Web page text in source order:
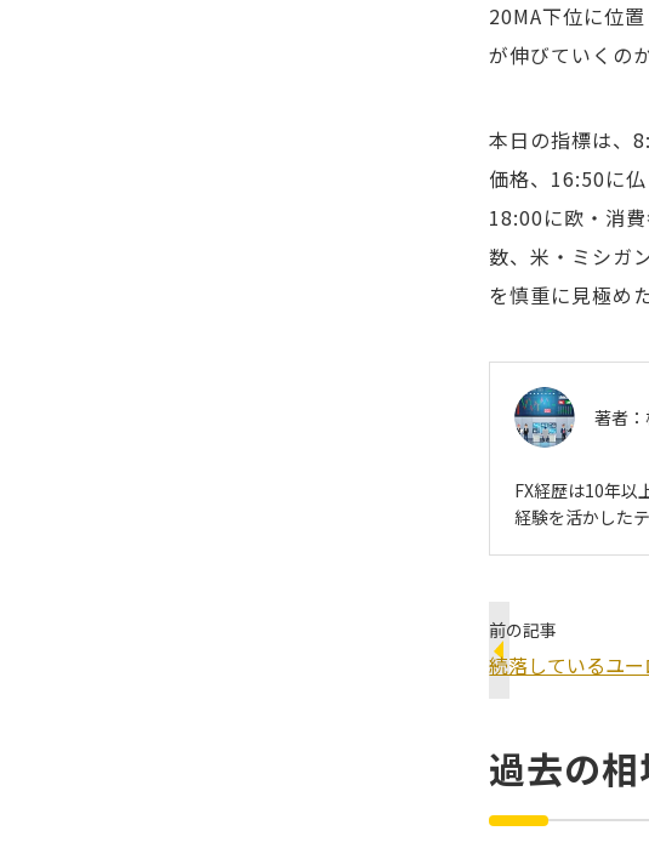
20MA下位に位
が伸びていくの
本日の指標は、
価格、16:50に
18:00に欧・消
数、米・ミシガ
を慎重に見極めた
著者：
FX経歴は10年以
経験を活かした
前の記事
続落しているユ
過去の